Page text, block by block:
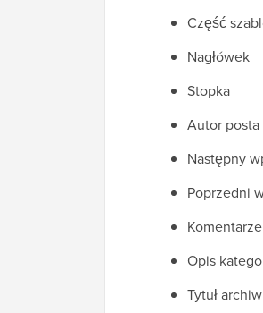
Część
Nagłówek
Stopka
Autor posta
Następny
Poprzedni
Opis
Tytuł